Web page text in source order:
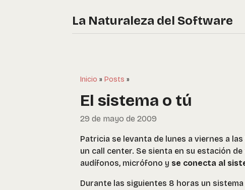
La Naturaleza del Software
Inicio » Posts »
El sistema o tú
29 de mayo de 2009
Patricia se levanta de lunes a viernes a
un call center. Se sienta en su estación
audífonos, micrófono y se conecta al
Durante las siguientes 8 horas un